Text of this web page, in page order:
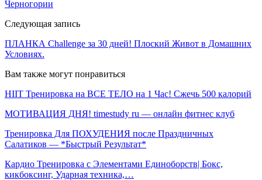
Черногории
Следующая запись
ПЛАНКА Challenge за 30 дней! Плоский Живот в Домашних
Условиях.
Вам также могут понравиться
HIIT Тренировка на ВСЕ ТЕЛО на 1 Час! Сжечь 500 калорий
МОТИВАЦИЯ ДНЯ! timestudy ru — онлайн фитнес клуб
Тренировка Для ПОХУДЕНИЯ после Праздничных
Салатиков — *Быстрый Результат*
Кардио Тренировка с Элементами Единоборств| Бокс,
кикбоксинг, Ударная техника,…